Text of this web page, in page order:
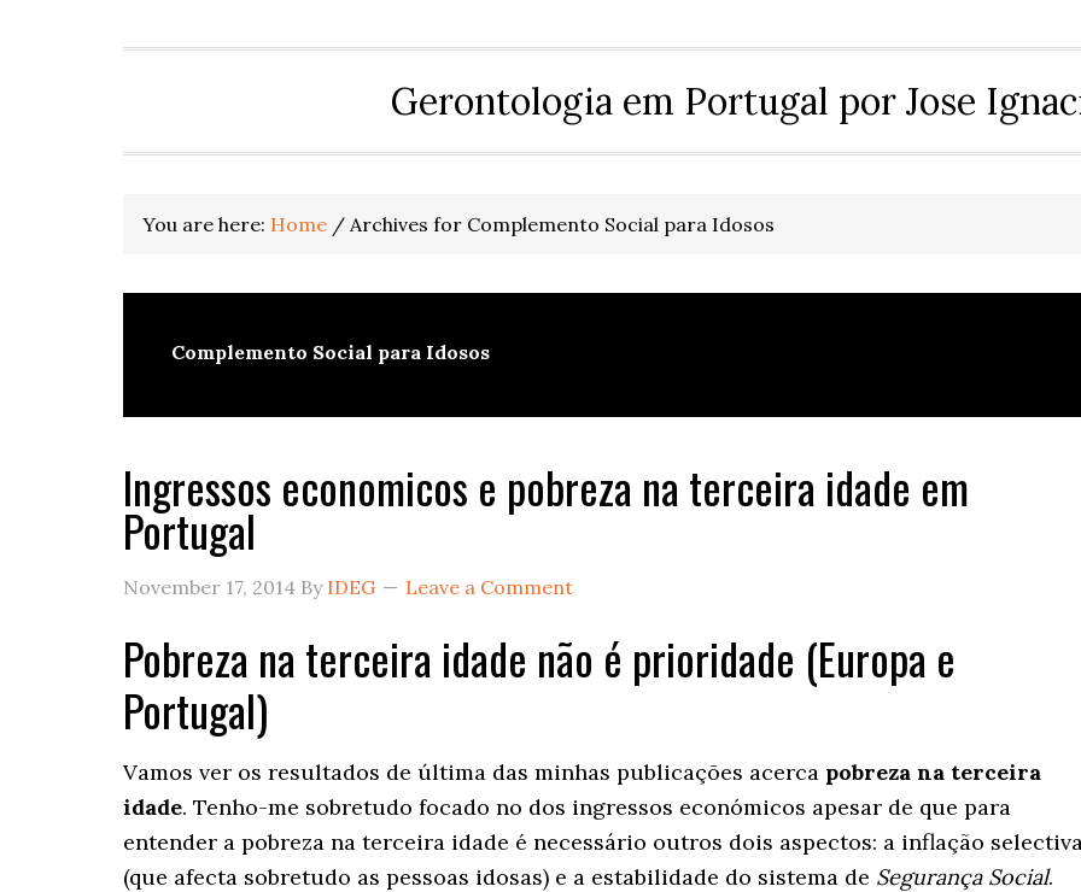
Gerontologia em Portugal por Jose
You are here: Home / Archives for Complemento Social para Idosos
Complemento Social para Idosos
Ingressos economicos e pobreza na terceira idade em
Portugal
November 17, 2014 By IDEG Leave a Comment
Pobreza na terceira idade não é prioridade (Europa e
Portugal)
Vamos ver os resultados de última das minhas publicações acerca pobreza na terceira
idade. Tenho-me sobretudo focado no dos ingressos económicos apesar de que para
entender a pobreza na terceira idade é necessário outros dois aspectos: a inflação
(que afecta sobretudo as pessoas idosas) e a estabilidade do sistema de Segurança Social.